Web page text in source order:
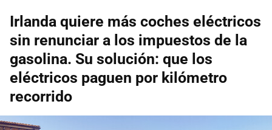
Irlanda quiere más coches eléctricos
sin renunciar a los impuestos de la
gasolina. Su solución: que los
eléctricos paguen por kilómetro
recorrido